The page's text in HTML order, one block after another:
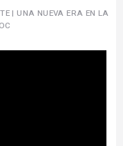
| UNA NUEVA ERA EN LA